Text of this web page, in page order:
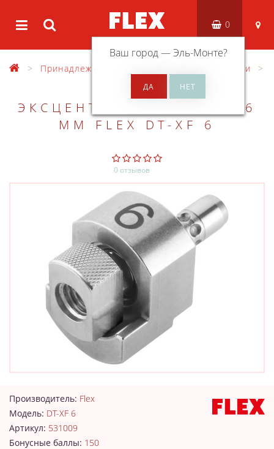
Ваш город —Эль-Монте?
0
Принадлежности Разные принадлежности
АДАПТЕР
ЭКСЦЕНТРИКОВЫЙ, ХОД 6
ММ FLEX DT-XF 6
0 отзывов
Производитель: Flex
Модель: DT-XF 6
Артикул: 531009
Бонусные баллы: 150